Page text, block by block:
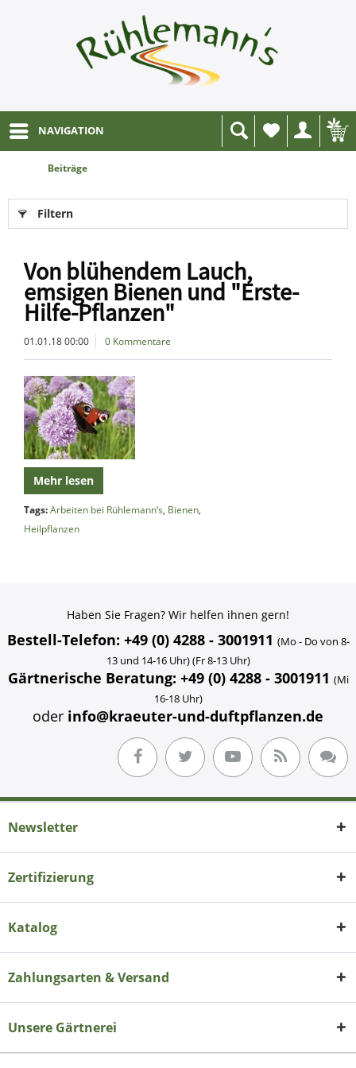
NAVIGATION
Wunschliste
Beiträge
Filtern
Von blühendem Lauch,
emsigen Bienen und "Erste-
Hilfe-Pflanzen"
01.01.18 00:00 0 Kommentare
Mehr lesen
Tags:Arbeiten bei Rühlemann‘s, Bienen,
Heilpflanzen
Haben Sie Fragen? Wir helfen ihnen gern!
Bestell-Telefon: +49 (0) 4288 - 3001911 (Mo - Do von 8-
13 und 14-16 Uhr) (Fr 8-13 Uhr)
Gärtnerische Beratung: +49 (0) 4288 - 3001911 (Mi
16-18 Uhr)
oder info@kraeuter-und-duftpflanzen.de
Newsletter
Zertifizierung
Katalog
Zahlungsarten & Versand
Unsere Gärtnerei